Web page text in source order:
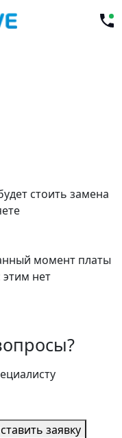
стоить замена
момент платы
этим нет
заявку